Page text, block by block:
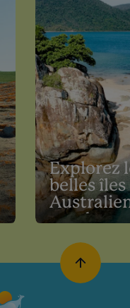
Explorez
belles îles
pendant